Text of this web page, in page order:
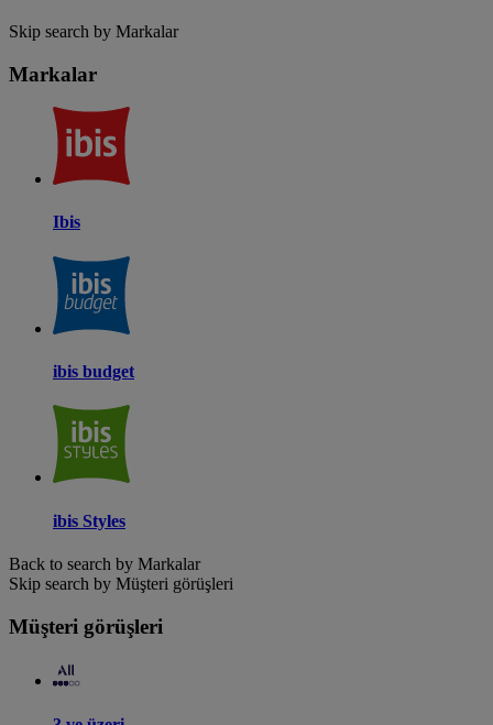
Skip search by Markalar
Markalar
Ibis
ibis budget
ibis Styles
Back to search by Markalar
Skip search by Müşteri görüşleri
Müşteri görüşleri